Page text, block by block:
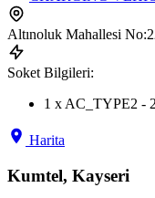
Altınoluk Mahallesi
Soket Bilgileri:
1 x AC_TYPE2 -
Harita
Kumtel, Kayseri